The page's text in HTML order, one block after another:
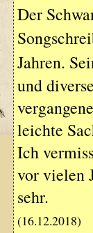
Der
Jahren.
und
leichte
Ich
vor vielen
sehr.
(16.12.2018)